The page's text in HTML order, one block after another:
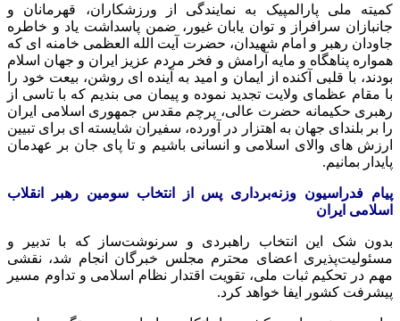
کمیته ملی پارالمپیک به نمایندگی از ورزشکاران، قهرمانان و
جانبازان سرافراز و توان یابان غیور، ضمن پاسداشت یاد و خاطره
جاودان رهبر و امام شهیدان، حضرت آیت الله العظمی خامنه ای که
همواره پناهگاه و مایه آرامش و فخر مردم عزیز ایران و جهان اسلام
بودند، با قلبی آکنده از ایمان و امید به آینده ای روشن، بیعت خود را
با مقام عظمای ولایت تجدید نموده و پیمان می بندیم که با تاسی از
رهبری حکیمانه حضرت عالی، پرچم مقدس جمهوری اسلامی ایران
را بر بلندای جهان به اهتزار در آورده، سفیران شایسته ای برای تبیین
ارزش های والای اسلامی و انسانی باشیم و تا پای جان بر عهدمان
پایدار بمانیم.
پیام فدراسیون وزنه‌برداری پس از انتخاب سومین رهبر انقلاب
اسلامی ایران
بدون شک این انتخاب راهبردی و سرنوشت‌ساز که با تدبیر و
مسئولیت‌پذیری اعضای محترم مجلس خبرگان انجام شد، نقشی
مهم در تحکیم ثبات ملی، تقویت اقتدار نظام اسلامی و تداوم مسیر
پیشرفت کشور ایفا خواهد کرد.